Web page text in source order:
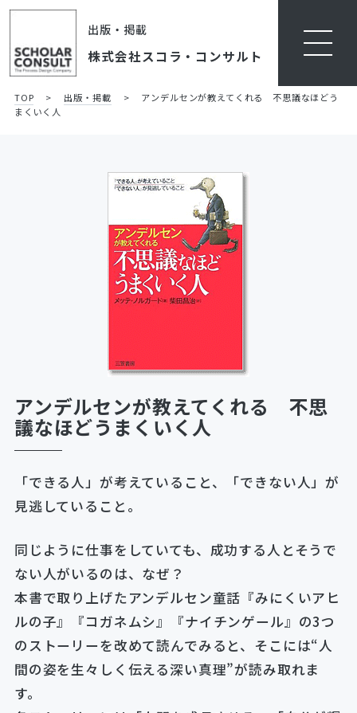
出版・掲載
株式会社スコラ・コンサルト
TOP > 出版・掲載 >
アンデルセンが教えてくれる 不思議なほどう
まくいく人
アンデルセンが教えてくれる 不思
議なほどうまくいく人
「できる人」が考えていること、「できない人」が
見逃していること。
同じように仕事をしていても、成功する人とそうで
ない人がいるのは、なぜ？
本書で取り上げたアンデルセン童話『みにくいアヒ
ルの子』『コガネムシ』『ナイチンゲール』の3つ
のストーリーを改めて読んでみると、そこには“人
間の姿を生々しく伝える深い真理”が読み取れま
す。